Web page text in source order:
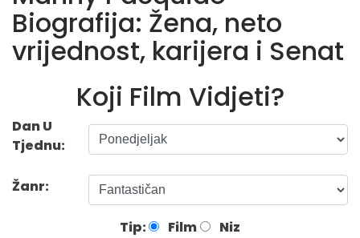
Biografija: Žena, neto
vrijednost, karijera i Senat
Koji Film Vidjeti?
Dan U
Tjednu:
Žanr:
Tip: Film Niz